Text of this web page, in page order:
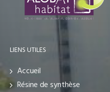
LIENS UTILES
Accueil
Résine de synthèse